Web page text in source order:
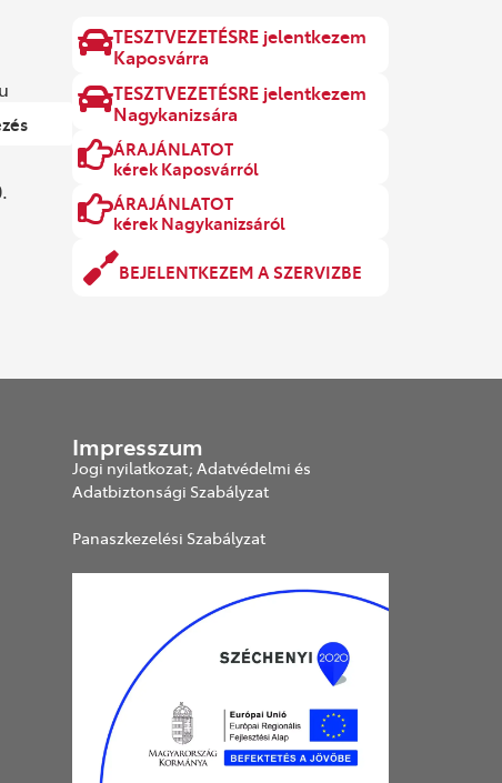
TESZTVEZETÉSRE jelentkezem
Kaposvárra
TESZTVEZETÉSRE jelentkezem
Nagykanizsára
ÁRAJÁNLATOT
kérek Kaposvárról
ÁRAJÁNLATOT
kérek Nagykanizsáról
BEJELENTKEZEM A SZERVIZBE
Impresszum
Jogi nyilatkozat; Adatvédelmi és
Adatbiztonsági Szabályzat
Panaszkezelési Szabályzat